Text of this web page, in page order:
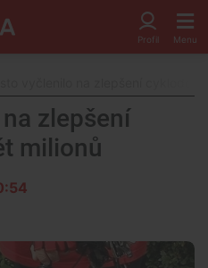
zlepšení
milionů